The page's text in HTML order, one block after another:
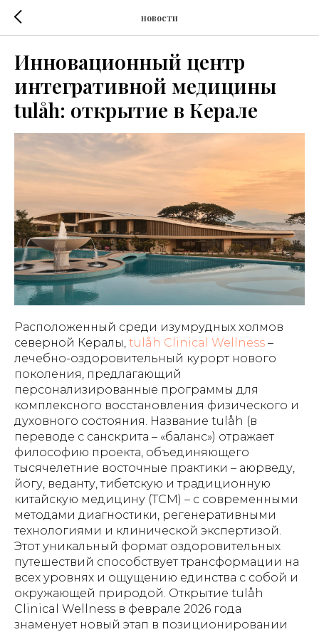
новости
Инновационный центр
интегративной медицины
tulåh: открытие в Керале
Расположенный среди изумрудных холмов
северной Кералы, tulåh Clinical Wellness –
лечебно-оздоровительный курорт нового
поколения, предлагающий
персонализированные программы для
комплексного восстановления физического и
духовного состояния. Название tulåh (в
переводе с санскрита – «баланс») отражает
философию проекта, объединяющего
тысячелетние восточные практики – аюрведу,
йогу, веданту, тибетскую и традиционную
китайскую медицину (TCM) – с современными
методами диагностики, регенеративными
технологиями и клинической экспертизой.
Этот уникальный формат оздоровительных
путешествий способствует трансформации на
всех уровнях и ощущению единства с собой и
окружающей природой. Открытие tulåh
Clinical Wellness в феврале 2026 года
знаменует новый этап в позиционировании